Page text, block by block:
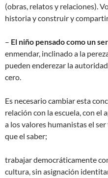
(obras, relatos y relaciones).
historia y construir y
– El niño pensado como un
enmendar, inclinado a la
pueden enderezar la
cero.
Es necesario cambiar esta
relación con la escuela, con
a los valores humanistas el
que el saber;
trabajar democráticamente
cultura, sin asignación